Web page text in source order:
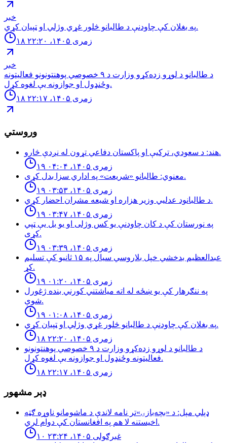
خبر
په بغلان کې چاودنې د طالبانو څلور غړي وژلي او ټپیان کړي.
۱۸ زمری ۱۴۰۵، ۲۲:۲۰
خبر
د طالبانو د لوړو زده‌کړو وزارت د ۹ خصوصي پوهنتونونو فعالیتونه
وځنډول او جوازونه یې لغوه کړل.
۱۸ زمری ۱۴۰۵، ۲۲:۱۷
وروستي
هند: د سعودي، تركيې او پاكستان دفاعي تړون له نږدې څارو.
۱۹ زمری ۱۴۰۵، ۰۴:۰۴
معنوي: طالبانو «شريعت» په اداري سزا بدل كړى.
۱۹ زمری ۱۴۰۵، ۰۳:۵۳
د طالبانود عدليي وزير هزاره او شيعه مشران احضار كړي.
۱۹ زمری ۱۴۰۵، ۰۳:۴۷
په نورستان کې د کان چاودنې یو کس وژلی او یو بل یې ټپي
کړی.
۱۹ زمری ۱۴۰۵، ۰۳:۳۹
عبدالعظیم بدخشي خپل بلاروسي سیال په ۱۵ ثانیو کې تسلیم
کړ.
۱۹ زمری ۱۴۰۵، ۰۱:۲۰
په ننګرهار کې يو ښځه له اته مياشتني كورني بنده ژغورل
شوې.
۱۹ زمری ۱۴۰۵، ۰۱:۰۸
په بغلان کې چاودنې د طالبانو څلور غړي وژلي او ټپیان کړي.
۱۸ زمری ۱۴۰۵، ۲۲:۲۰
د طالبانو د لوړو زده‌کړو وزارت د ۹ خصوصي پوهنتونونو
فعالیتونه وځنډول او جوازونه یې لغوه کړل.
۱۸ زمری ۱۴۰۵، ۲۲:۱۷
ډېر مشهور
ډېلي مېل: د «بچه‌بازۍ»تر نامه لاندې د ماشومانو ناوړه ګټه
اخیستنه لا هم په افغانستان کې دوام لري.
۱۰ غبرګولی ۱۴۰۵، ۲۳:۲۴